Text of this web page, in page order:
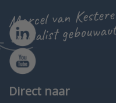
Marcel van
specialist
Direct naar